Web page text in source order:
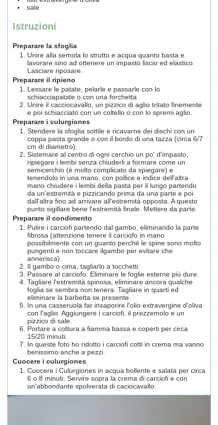
sale
Istruzioni
Preparare la sfoglia
Unire alla semola lo strutto e acqua quanto basta e
lavorare sino ad ottenere un impasto liscio ed elastico.
Lasciare riposare.
Preparare il ripieno
Lessare le patate, pelarle e passarle con lo
schiacciapatate o con una forchetta.
Unire il cacciocavallo, un pizzico di aglio tritato finemente
e poi schiacciato con un coltello o con lo spremi aglio.
Preparare i culurgiones
Stendere la sfoglia sottile e ricavarne dei dischi con un
coppa pasta grande o con il bordo di una tazza (circa 6/7
cm di diametro).
Sistemare al centro di ogni cerchio un po' d'impasto,
ripiegare i lembi senza chiuderli a formare come un
semicerchio (è molto complicato da spiegare) e
tenendolo in una mano, con pollice e indice dell'altra
mano chiudere i lembi della pasta per il lungo partendo
da un'estremità e pizzicando prima da una parte e poi
dall'altra fino ad arrivare all'estremità opposta. A questo
punto sigillare bene l'estremità finale. Mettere da parte.
Preparare il condimento
Pulire i carciofi partendo dal gambo, eliminando la parte
fibrosa (attenzione tenere il carciofo in mano
possibilmente con un guanto perché le spine sono molto
pungenti e non toccare ilgambo per evitare che
annerisca).
Il gambo o cima, tagliarlo a tocchetti.
Passare al carciofo. Eliminare le foglie esterne più dure.
Tagliare l'estremità spinosa, eliminare ancora qualche
foglia se sembra non tenera. Tagliare in quarti ed
eliminare la barbetta se presente.
In una casseruola far insaporire l'olio extravergine d'oliva
con l'aglio. Aggiungere i carciofi, il prezzemolo e un
pizzico di sale.
Portare a cottura a fiamma bassa e coperti per circa
15/20 minuti.
In queste foto ho ridotto i carciofi cotti in crema ma vanno
benissimo anche a pezzi.
Cuocere i culurgiones
Cuocere i Culurgiones in acqua bollente e salata per circa
6 o 8 minuti. Servire sopra la crema di carciofi e con
un'abbondante spolverata di caciocavallo.